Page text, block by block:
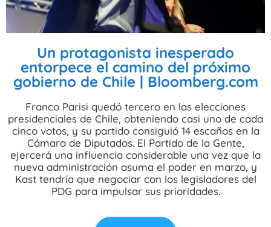
Un protagonista inesperado
entorpece el camino del próximo
gobierno de Chile | Bloomberg.com
Franco Parisi quedó tercero en las elecciones
presidenciales de Chile, obteniendo casi uno de cada
cinco votos, y su partido consiguió 14 escaños en la
Cámara de Diputados. El Partido de la Gente,
ejercerá una influencia considerable una vez que la
nueva administración asuma el poder en marzo, y
Kast tendría que negociar con los legisladores del
PDG para impulsar sus prioridades.